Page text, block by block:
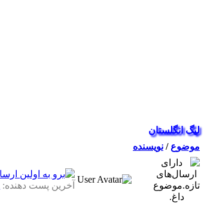
لیگ انگلستان
موضوع / نویسنده
آخرین پست دهنده: